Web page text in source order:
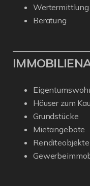
Wertermittlung
Beratung
Häuser zum
Grundstücke
Mietangebote
Renditeobjekte